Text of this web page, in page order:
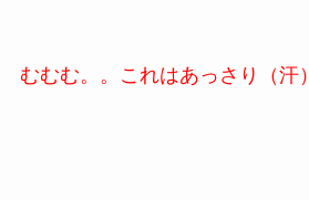
むむむ。。これはあっさり（汗）